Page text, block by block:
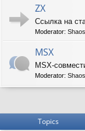
ZX
Ссылка на
Moderator: Shaos
MSX
MSX-
Moderator: Shaos
Topics